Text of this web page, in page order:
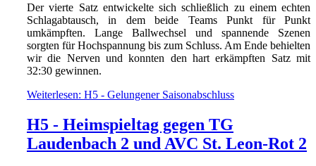
Der vierte Satz entwickelte sich schließlich zu einem echten
Schlagabtausch, in dem beide Teams Punkt für Punkt
umkämpften. Lange Ballwechsel und spannende Szenen
sorgten für Hochspannung bis zum Schluss. Am Ende behielten
wir die Nerven und konnten den hart erkämpften Satz mit
32:30 gewinnen.
Weiterlesen: H5 - Gelungener Saisonabschluss
H5 - Heimspieltag gegen TG
Laudenbach 2 und AVC St. Leon-Rot 2